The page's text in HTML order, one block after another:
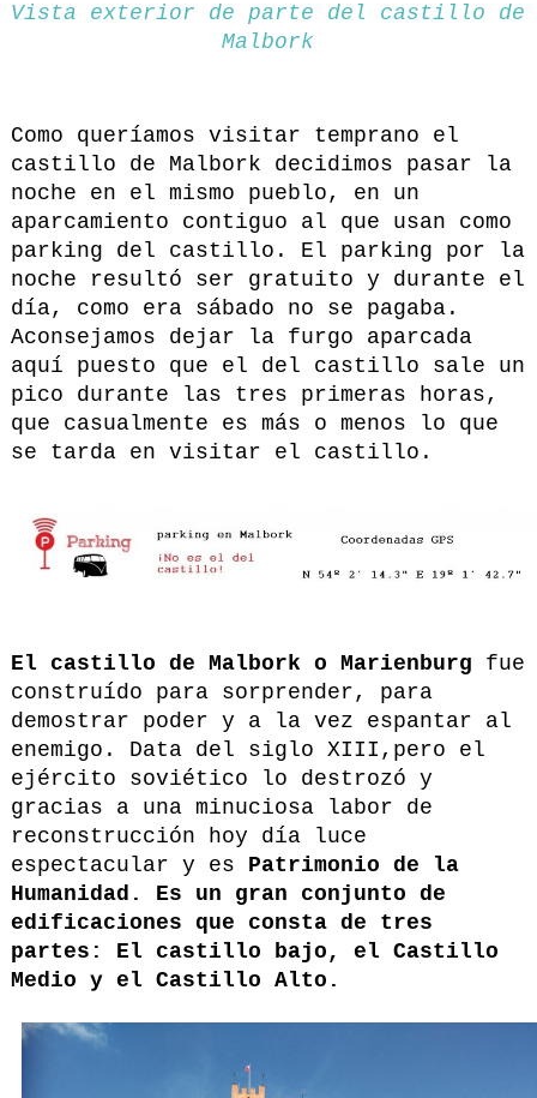
Vista exterior de parte del castillo de
Malbork
Como queríamos visitar temprano el
castillo de Malbork decidimos pasar la
noche en el mismo pueblo, en un
aparcamiento contiguo al que usan como
parking del castillo. El parking por la
noche resultó ser gratuito y durante el
día, como era sábado no se pagaba.
Aconsejamos dejar la furgo aparcada
aquí puesto que el del castillo sale un
pico durante las tres primeras horas,
que casualmente es más o menos lo que
se tarda en visitar el castillo.
El castillo de Malbork o Marienburg fue
construído para sorprender, para
demostrar poder y a la vez espantar al
enemigo. Data del siglo XIII,pero el
ejército soviético lo destrozó y
gracias a una minuciosa labor de
reconstrucción hoy día luce
espectacular y es Patrimonio de la
Humanidad. Es un gran conjunto de
edificaciones que consta de tres
partes: El castillo bajo, el Castillo
Medio y el Castillo Alto.